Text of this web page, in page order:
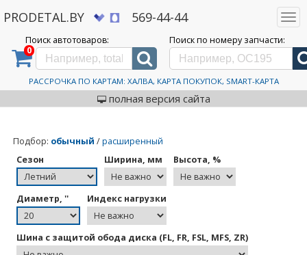
PRODETAL.BY 569-44-44
Поиск автотоваров:
0
Поиск по номеру запчасти:
РАССРОЧКА ПО КАРТАМ: ХАЛВА, КАРТА ПОКУПОК, SMART-КАРТА
полная версия сайта
Дискаунтер автозапчастей PRODETAL.BY > Летние шины R20 купить в Минске
Летние шины R20 купить
в Минске
Подбор: обычный /расширенный
Сезон
Ширина, мм Высота, %
Диаметр, '' Индекс нагрузки
Шина с защитой обода диска (FL, FR, FSL, MFS, ZR)